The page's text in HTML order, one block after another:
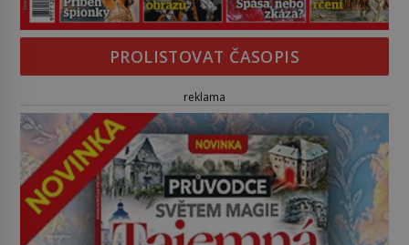
PROLISTOVAT ČASOPIS
reklama